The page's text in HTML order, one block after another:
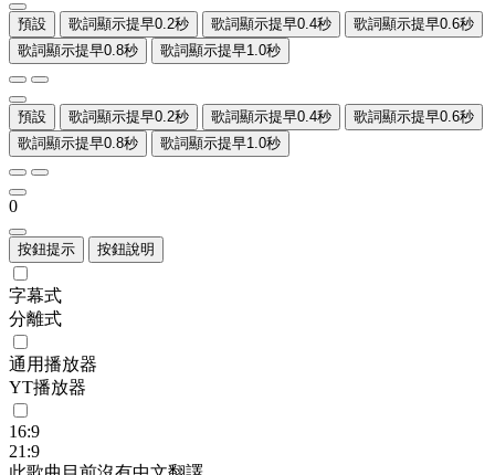
預設 歌詞顯示提早0.2秒 歌詞顯示提早0.4秒
歌詞顯示提早0.6秒
歌詞顯示提早0.8秒
歌詞顯示提早1.0秒
預設 歌詞顯示提早0.2秒 歌詞顯示提早0.4秒
歌詞顯示提早0.6秒
歌詞顯示提早0.8秒
歌詞顯示提早1.0秒
0
按鈕提示 按鈕說明
字幕式
分離式
通用播放器
YT播放器
16:9
21:9